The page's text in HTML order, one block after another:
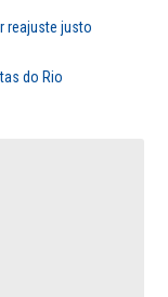
reajuste justo
do Rio